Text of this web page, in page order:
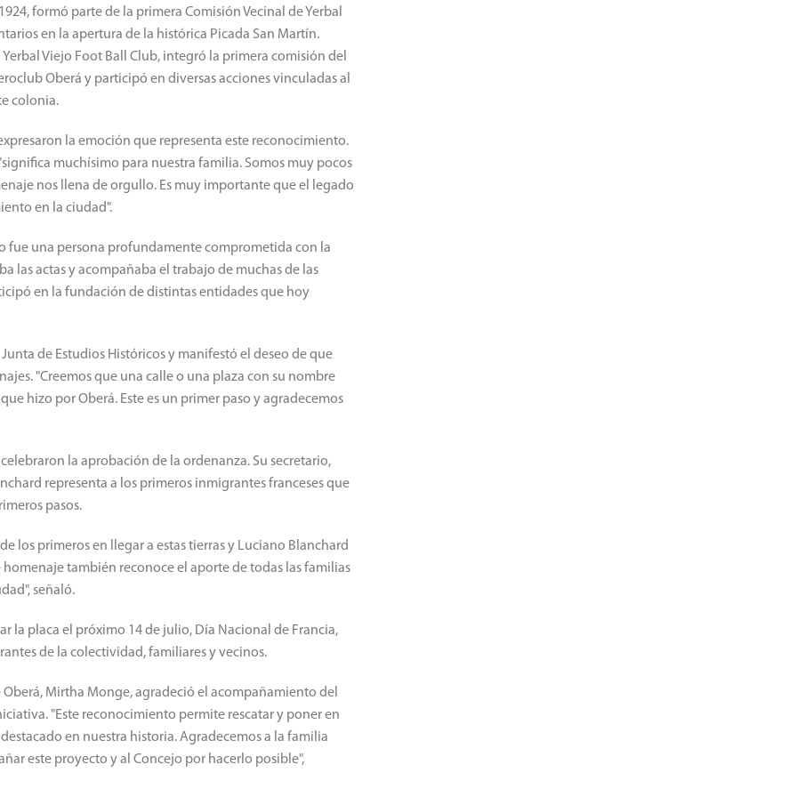
formó parte de la primera Comisión Vecinal de Yerbal
en la apertura de la histórica Picada San Martín.
Viejo Foot Ball Club, integró la primera comisión del
Oberá y participó en diversas acciones vinculadas al
colonia.
la emoción que representa este reconocimiento.
muchísimo para nuestra familia. Somos muy pocos
nos llena de orgullo. Es muy importante que el legado
en la ciudad".
fue una persona profundamente comprometida con la
las actas y acompañaba el trabajo de muchas de las
en la fundación de distintas entidades que hoy
de Estudios Históricos y manifestó el deseo de que
"Creemos que una calle o una plaza con su nombre
hizo por Oberá. Este es un primer paso y agradecemos
la aprobación de la ordenanza. Su secretario,
representa a los primeros inmigrantes franceses que
pasos.
los primeros en llegar a estas tierras y Luciano Blanchard
homenaje también reconoce el aporte de todas las familias
señaló.
la placa el próximo 14 de julio, Día Nacional de Francia,
de la colectividad, familiares y vecinos.
Mirtha Monge, agradeció el acompañamiento del
"Este reconocimiento permite rescatar y poner en
en nuestra historia. Agradecemos a la familia
este proyecto y al Concejo por hacerlo posible",